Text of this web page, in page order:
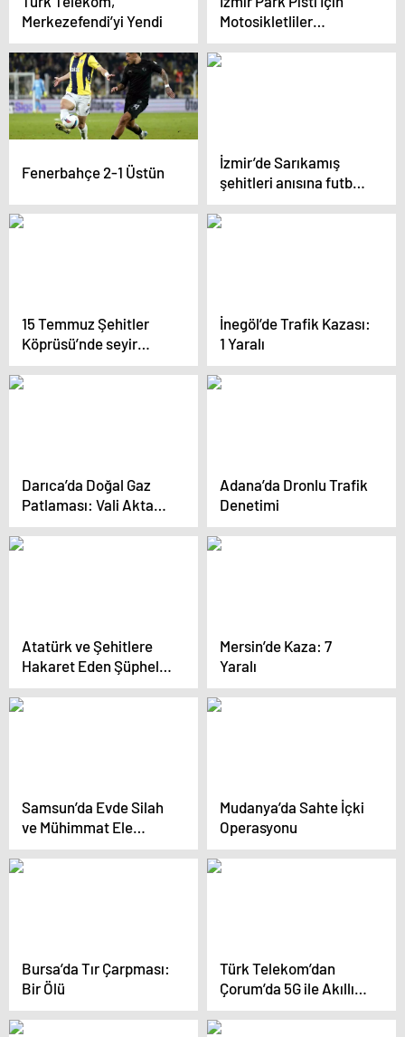
Merkezefendi’yi Yendi
Motosikletliler
Eylemde
Fenerbahçe 2-1 Üstün
İzmir’de Sarıkamış
şehitleri anısına futbol
turnuvası düzenlendi
15 Temmuz Şehitler
Köprüsü’nde seyir
halindeki otomobilde
çıkan yangın
İnegöl’de Trafik Kazası:
1 Yaralı
Darıca’da Doğal Gaz
Patlaması: Vali Aktaş
Yaralıları Ziyaret Etti
Adana’da Dronlu Trafik
Denetimi
Atatürk ve Şehitlere
Hakaret Eden Şüpheli
Yakalandı
Mersin’de Kaza: 7
Yaralı
Samsun’da Evde Silah
ve Mühimmat Ele
Geçirildi
Mudanya’da Sahte İçki
Operasyonu
Bursa’da Tır Çarpması:
Bir Ölü
Türk Telekom’dan
Çorum’da 5G ile Akıllı
Tarım Projesi